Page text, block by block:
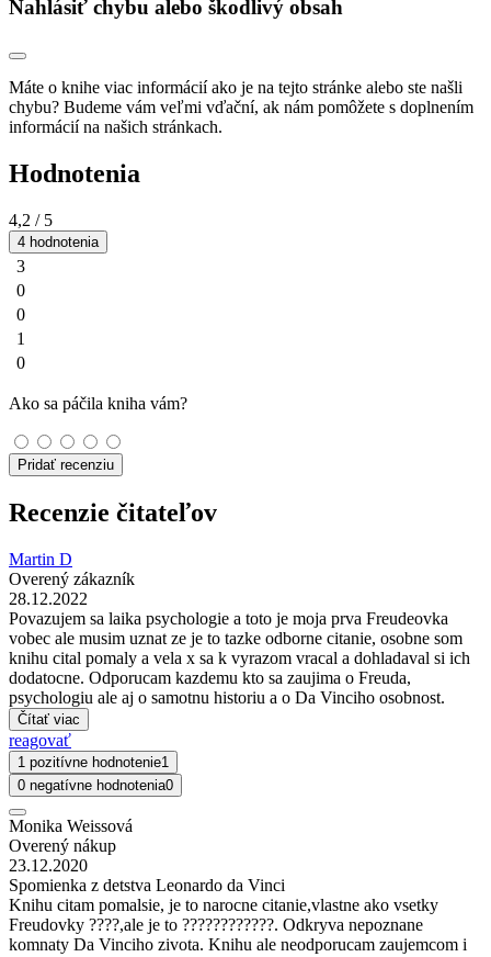
Nahlásiť chybu alebo škodlivý obsah
Máte o knihe viac informácií ako je na tejto stránke alebo ste našli
chybu? Budeme vám veľmi vďační, ak nám pomôžete s doplnením
informácií na našich stránkach.
Hodnotenia
4,2 / 5
4 hodnotenia
3
0
0
1
0
Ako sa páčila kniha vám?
Pridať recenziu
Recenzie čitateľov
Martin D
Overený zákazník
28.12.2022
Povazujem sa laika psychologie a toto je moja prva Freudeovka
vobec ale musim uznat ze je to tazke odborne citanie, osobne som
knihu cital pomaly a vela x sa k vyrazom vracal a dohladaval si ich
dodatocne. Odporucam kazdemu kto sa zaujima o Freuda,
psychologiu ale aj o samotnu historiu a o Da Vinciho osobnost.
Čítať viac
reagovať
1 pozitívne hodnotenie1
0 negatívne hodnotenia0
Monika Weissová
Overený nákup
23.12.2020
Spomienka z detstva Leonardo da Vinci
Knihu citam pomalsie, je to narocne citanie,vlastne ako vsetky
Freudovky ????,ale je to ????????????. Odkryva nepoznane
komnaty Da Vinciho zivota. Knihu ale neodporucam zaujemcom i